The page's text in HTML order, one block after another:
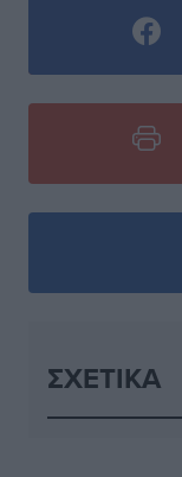
ΣΧΕΤΙΚΆ